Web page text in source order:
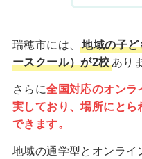
瑞穂市には、地域の子
ースクール）が2校あり
さらに全国対応のオンラ
実しており、場所にと
できます。
地域の通学型とオンラ